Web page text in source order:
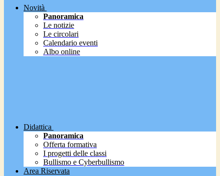
Novità
Panoramica
Le notizie
Le circolari
Calendario eventi
Albo online
Didattica
Panoramica
Offerta formativa
I progetti delle classi
Bullismo e Cyberbullismo
Area Riservata